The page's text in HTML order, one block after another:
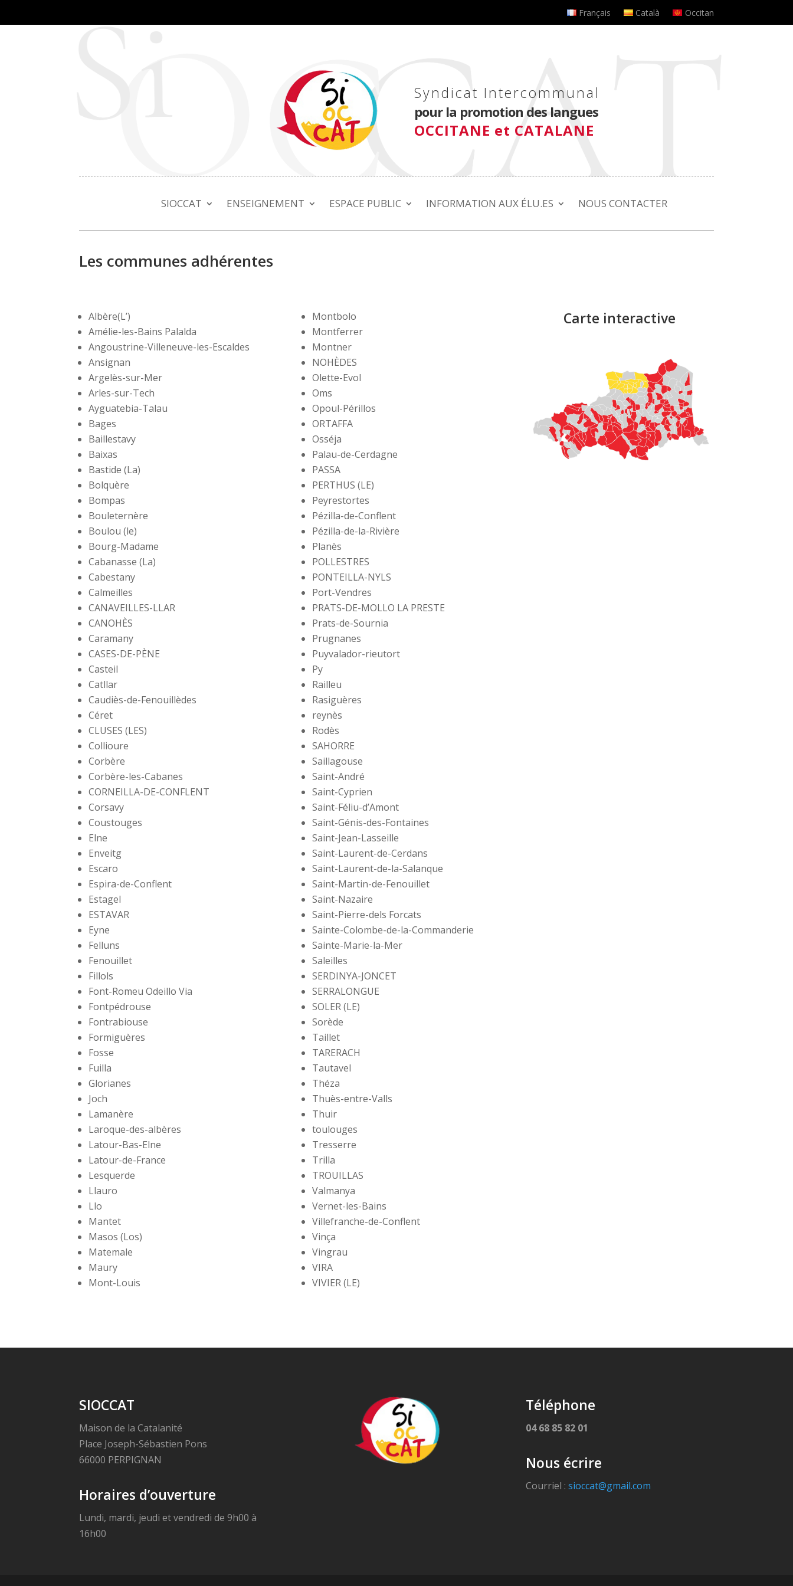
Français Català Occitan
Syndicat Intercommunal
pour la promotion des langues
OCCITANE et CATALANE
SIOCCAT ENSEIGNEMENT ESPACE PUBLIC INFORMATION AUX ÉLU.ES NOUS CONTACTER
Les communes adhérentes
Albère(L’)
Amélie-les-Bains Palalda
Angoustrine-Villeneuve-les-Escaldes
Ansignan
Argelès-sur-Mer
Arles-sur-Tech
Ayguatebia-Talau
Bages
Baillestavy
Baixas
Bastide (La)
Bolquère
Bompas
Bouleternère
Boulou (le)
Bourg-Madame
Cabanasse (La)
Cabestany
Calmeilles
CANAVEILLES-LLAR
CANOHÈS
Caramany
CASES-DE-PÈNE
Casteil
Catllar
Caudiès-de-Fenouillèdes
Céret
CLUSES (LES)
Collioure
Corbère
Corbère-les-Cabanes
CORNEILLA-DE-CONFLENT
Corsavy
Coustouges
Elne
Enveitg
Escaro
Espira-de-Conflent
Estagel
ESTAVAR
Eyne
Felluns
Fenouillet
Fillols
Font-Romeu Odeillo Via
Fontpédrouse
Fontrabiouse
Formiguères
Fosse
Fuilla
Glorianes
Joch
Lamanère
Laroque-des-albères
Latour-Bas-Elne
Latour-de-France
Lesquerde
Llauro
Llo
Mantet
Masos (Los)
Matemale
Maury
Mont-Louis
Montbolo
Montferrer
Montner
NOHÈDES
Olette-Evol
Oms
Opoul-Périllos
ORTAFFA
Osséja
Palau-de-Cerdagne
PASSA
PERTHUS (LE)
Peyrestortes
Pézilla-de-Conflent
Pézilla-de-la-Rivière
Planès
POLLESTRES
PONTEILLA-NYLS
Port-Vendres
PRATS-DE-MOLLO LA PRESTE
Prats-de-Sournia
Prugnanes
Puyvalador-rieutort
Py
Railleu
Rasiguères
reynès
Rodès
SAHORRE
Saillagouse
Saint-André
Saint-Cyprien
Saint-Féliu-d’Amont
Saint-Génis-des-Fontaines
Saint-Jean-Lasseille
Saint-Laurent-de-Cerdans
Saint-Laurent-de-la-Salanque
Saint-Martin-de-Fenouillet
Saint-Nazaire
Saint-Pierre-dels Forcats
Sainte-Colombe-de-la-Commanderie
Sainte-Marie-la-Mer
Saleilles
SERDINYA-JONCET
SERRALONGUE
SOLER (LE)
Sorède
Taillet
TARERACH
Tautavel
Théza
Thuès-entre-Valls
Thuir
toulouges
Tresserre
Trilla
TROUILLAS
Valmanya
Vernet-les-Bains
Villefranche-de-Conflent
Vinça
Vingrau
VIRA
VIVIER (LE)
Carte interactive
SIOCCAT
Maison de la Catalanité
Place Joseph-Sébastien Pons
66000 PERPIGNAN
Horaires d’ouverture
Lundi, mardi, jeudi et vendredi de 9h00 à
16h00
Téléphone
04 68 85 82 01
Nous écrire
Courriel : sioccat@gmail.com